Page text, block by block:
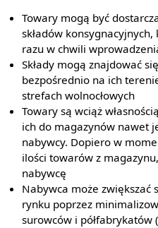
Towary mogą być
składów
razu w chwili
Składy mogą znajdować
bezpośrednio na ich
strefach wolnocłowych
Towary są wciąż
ich do magazynów nawet
nabywcy. Dopiero w
ilości towarów z
nabywcę
Nabywca może zwiększać
rynku poprzez
surowców i półfabrykatów